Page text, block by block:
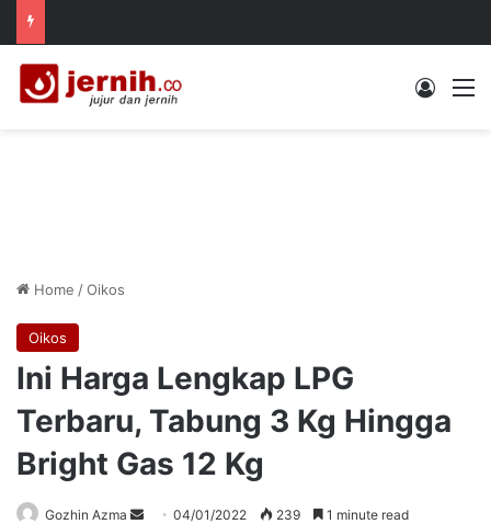
Log In
Home /Oikos
Oikos
Ini Harga Lengkap LPG
Terbaru, Tabung 3 Kg Hingga
Bright Gas 12 Kg
Gozhin Azma
Send04/01/2022 239 1 minute read